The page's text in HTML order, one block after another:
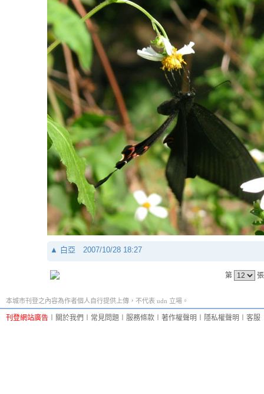
▲ 白亞 2007/10/28 18:27
第
本城市刊登之內容為作者個人自行提供上傳，不代表 udn 立場。
刊登網站廣告 關於我們 常見問題 服務條款 著作權聲明 隱私權聲明 客服